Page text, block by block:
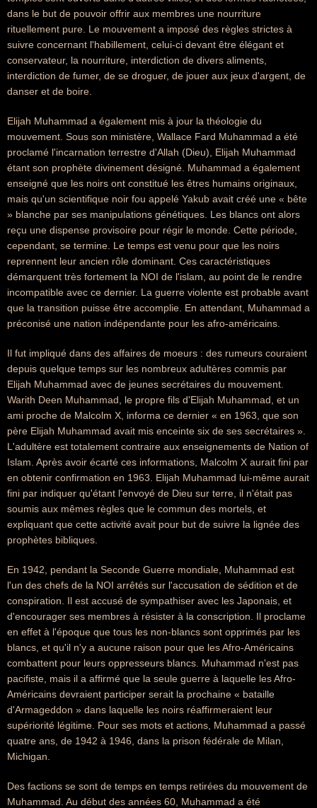
dans le but de pouvoir offrir aux membres une nourriture
rituellement pure. Le mouvement a imposé des règles strictes à
suivre concernant l'habillement, celui-ci devant être élégant et
conservateur, la nourriture, interdiction de divers aliments,
interdiction de fumer, de se droguer, de jouer aux jeux d'argent, de
danser et de boire.
Elijah Muhammad a également mis à jour la théologie du
mouvement. Sous son ministère, Wallace Fard Muhammad a été
proclamé l'incarnation terrestre d'Allah (Dieu), Elijah Muhammad
étant son prophète divinement désigné. Muhammad a également
enseigné que les noirs ont constitué les êtres humains originaux,
mais qu'un scientifique noir fou appelé Yakub avait créé une « bête
» blanche par ses manipulations génétiques. Les blancs ont alors
reçu une dispense provisoire pour régir le monde. Cette période,
cependant, se termine. Le temps est venu pour que les noirs
reprennent leur ancien rôle dominant. Ces caractéristiques
démarquent très fortement la NOI de l'islam, au point de le rendre
incompatible avec ce dernier. La guerre violente est probable avant
que la transition puisse être accomplie. En attendant, Muhammad a
préconisé une nation indépendante pour les afro-américains.
Il fut impliqué dans des affaires de moeurs : des rumeurs couraient
depuis quelque temps sur les nombreux adultères commis par
Elijah Muhammad avec de jeunes secrétaires du mouvement.
Warith Deen Muhammad, le propre fils d'Elijah Muhammad, et un
ami proche de Malcolm X, informa ce dernier « en 1963, que son
père Elijah Muhammad avait mis enceinte six de ses secrétaires ».
L'adultère est totalement contraire aux enseignements de Nation of
Islam. Après avoir écarté ces informations, Malcolm X aurait fini par
en obtenir confirmation en 1963. Elijah Muhammad lui-même aurait
fini par indiquer qu'étant l'envoyé de Dieu sur terre, il n'était pas
soumis aux mêmes règles que le commun des mortels, et
expliquant que cette activité avait pour but de suivre la lignée des
prophètes bibliques.
En 1942, pendant la Seconde Guerre mondiale, Muhammad est
l'un des chefs de la NOI arrêtés sur l'accusation de sédition et de
conspiration. Il est accusé de sympathiser avec les Japonais, et
d'encourager ses membres à résister à la conscription. Il proclame
en effet à l'époque que tous les non-blancs sont opprimés par les
blancs, et qu'il n'y a aucune raison pour que les Afro-Américains
combattent pour leurs oppresseurs blancs. Muhammad n'est pas
pacifiste, mais il a affirmé que la seule guerre à laquelle les Afro-
Américains devraient participer serait la prochaine « bataille
d'Armageddon » dans laquelle les noirs réaffirmeraient leur
supériorité légitime. Pour ses mots et actions, Muhammad a passé
quatre ans, de 1942 à 1946, dans la prison fédérale de Milan,
Michigan.
Des factions se sont de temps en temps retirées du mouvement de
Muhammad. Au début des années 60, Muhammad a été